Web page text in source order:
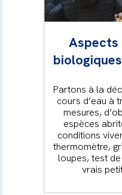
Aspects
Partons à la
cours d’eau à
mesures,
espèces
conditions
thermomètre,
loupes, test
vrais